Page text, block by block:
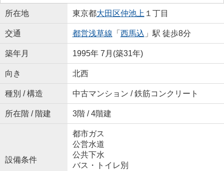
所在地 東京都大田区仲池上 １丁目
交通 都営浅草線 「 西馬込 」駅 徒歩8分
築年月 1995年 7月(築31年)
向き 北西
種別 / 構造 中古マンション / 鉄筋コンクリート
所在階 / 階建 3階 / 4階建
設備条件
都市ガス
公営水道
公共下水
バス・トイレ別